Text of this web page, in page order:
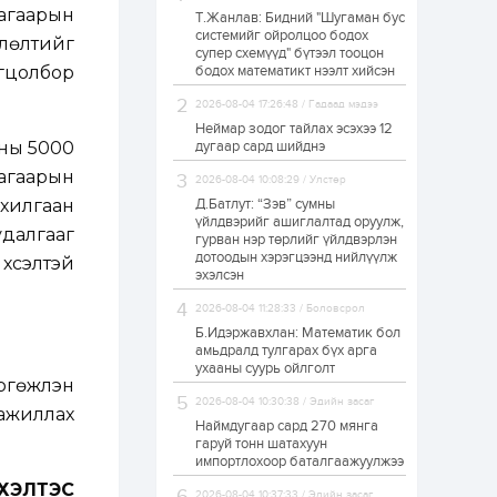
5000
ЗГ: Автобензин,
дизель түлшний
онцгой албан
татварыг тэглэлээ
1 өдөр 2
З.Мэндсайхан:
Хүнсний нөөцийг
бэлтгэх агуулах,
зоорь бэлтгэх ААН-
үүдэд хөнгөлөлттэй
зээл олгоно
1 өдөр 1 0
Европ дахь
соёлын наадам
боллоо
1 өдөр 2
Өнгөрсөн сард
металл худалдан
авчээ
1 өдөр 0 0
Т.Жанлав: Бидний "Шугаман бус
системийг ойролцоо бодох
супер схемүүд" бүтээл тооцон
бодох математикт нээлт хийсэн
2026-08-04 17:26:48 / Гадаад мэдээ
Неймар зодог тайлах эсэхээ 12
дугаар сард шийднэ
2026-08-04 10:08:29 / Улстөр
Д.Батлут: “Зэв” сумны
үйлдвэрийг ашиглалтад оруулж,
гурван нэр төрлийг үйлдвэрлэн
дотоодын хэрэгцээнд нийлүүлж
эхэлсэн
2026-08-04 11:28:33 / Боловсрол
Б.Идэржавхлан: Математик бол
амьдралд тулгарах бүх арга
ухааны суурь ойлголт
2026-08-04 10:30:38 / Эдийн засаг
Наймдугаар сард 270 мянга
гаруй тонн шатахуун
импортлохоор баталгаажуулжээ